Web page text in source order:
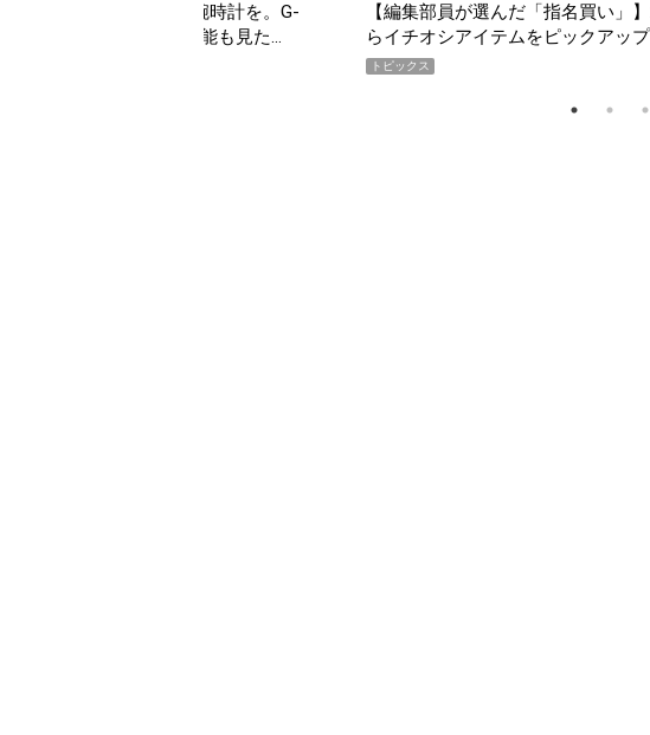
こそ“映える”タフな腕時計を。G-
」は本当に機能も見た…
【編集部員が選んだ「指名買い」】
らイチオシアイテムをピックアップ！
トピックス